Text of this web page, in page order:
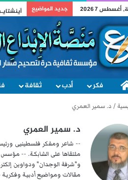
أغسطس 7 2026 جديد المواضيع وطني
الصفحة الرئيسية
فكر أدب ثقافة
/ د. سمير العمري
د. سمير العمري
-- شاعر ومفكر فلسطينيى ورئيس
ملتقاها على الشابكـة. --
و"شرفة الوجدان" ودواوين
مقالات ومواضيع أدبيـة